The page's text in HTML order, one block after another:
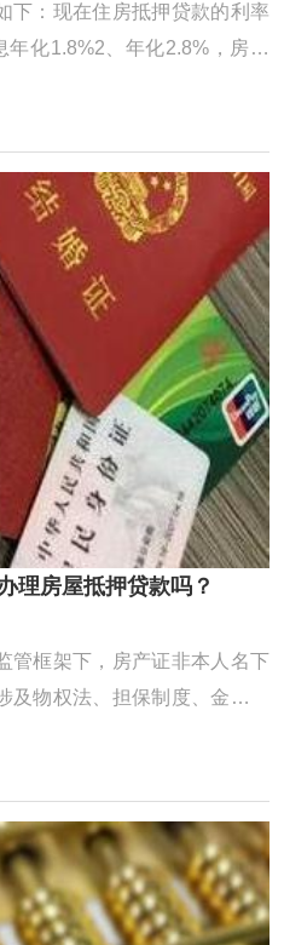
下：现在住房抵押贷款的利率
化1.8%2、年化2.8%，房本
不上个人征信，不看负债，年
可以通过抵押转贷。前提是利
。银行抵押贷款房 ...
理房屋抵押贷款吗？
管框架下，房产证非本人名下
物权法、担保制度、金融合
深度解析，力求为读者呈现
景图。一、制度基础：物权归
》第394条明 ...